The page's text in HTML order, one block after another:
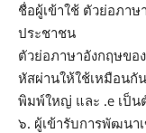
ชื่อผู้เข้าใช้ ตัวย่อภาษ
ประชาชน
ตัวย่อภาษาอังกฤษขอ
หัสผ่านให้ใช้เหมือนกั
พิมพ์ใหญ่ และ .e เป็น
๖. ผู้เข้ารับการพัฒน